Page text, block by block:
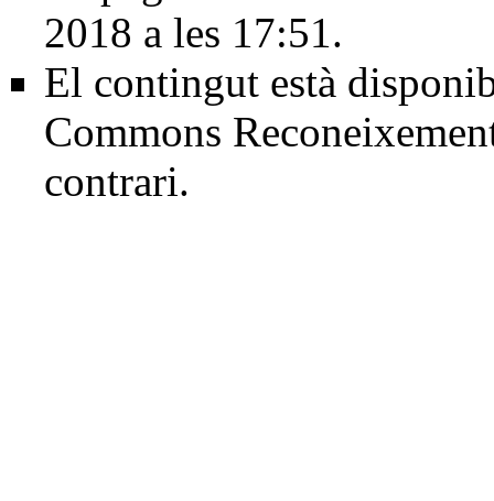
2018 a les 17:51.
El contingut està
Commons
contrari.